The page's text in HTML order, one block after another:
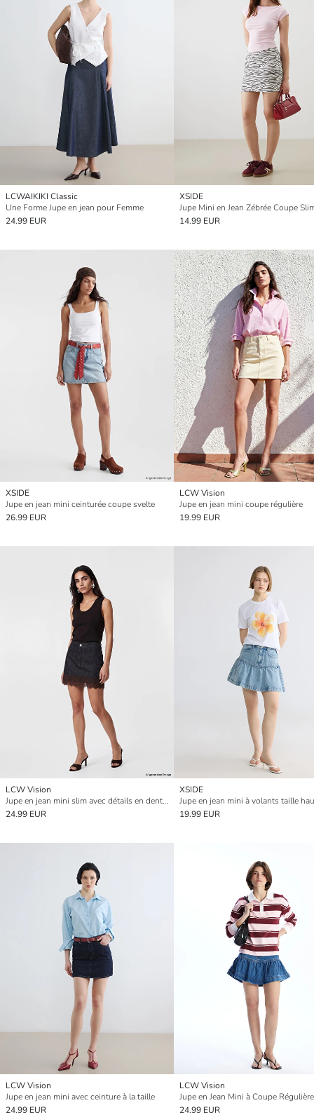
LCWAIKIKI Classic
Une Forme Jupe en jean pour Femme
24.99 EUR
XSIDE
Jupe Mini en Jean Zébrée Coupe
14.99 EUR
XSIDE
Jupe en jean mini ceinturée coupe svelte
26.99 EUR
LCW Vision
Jupe en jean mini coupe régulière
19.99 EUR
LCW Vision
Jupe en jean mini slim avec détails en dentelle
24.99 EUR
XSIDE
Jupe en jean mini à volants taille
19.99 EUR
LCW Vision
Jupe en jean mini avec ceinture à la taille
24.99 EUR
LCW Vision
24.99 EUR